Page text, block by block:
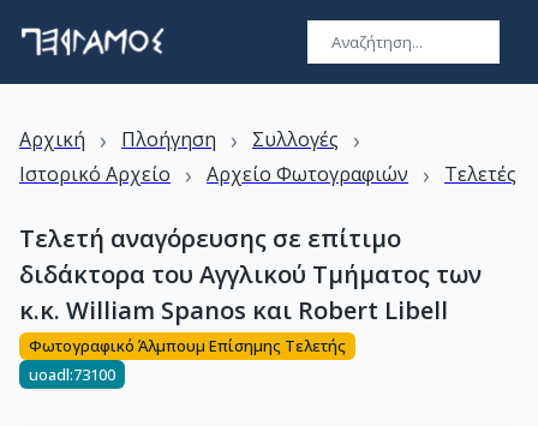
Αρχική › Πλοήγηση › Συλλογές ›
Ιστορικό Αρχείο › Αρχείο Φωτογραφιών › Τελετές
Τελετή αναγόρευσης σε επίτιμο
διδάκτορα του Αγγλικού Τμήματος των
κ.κ. William Spanos και Robert Libell
Φωτογραφικό Άλμπουμ Επίσημης Τελετής
uoadl:73100